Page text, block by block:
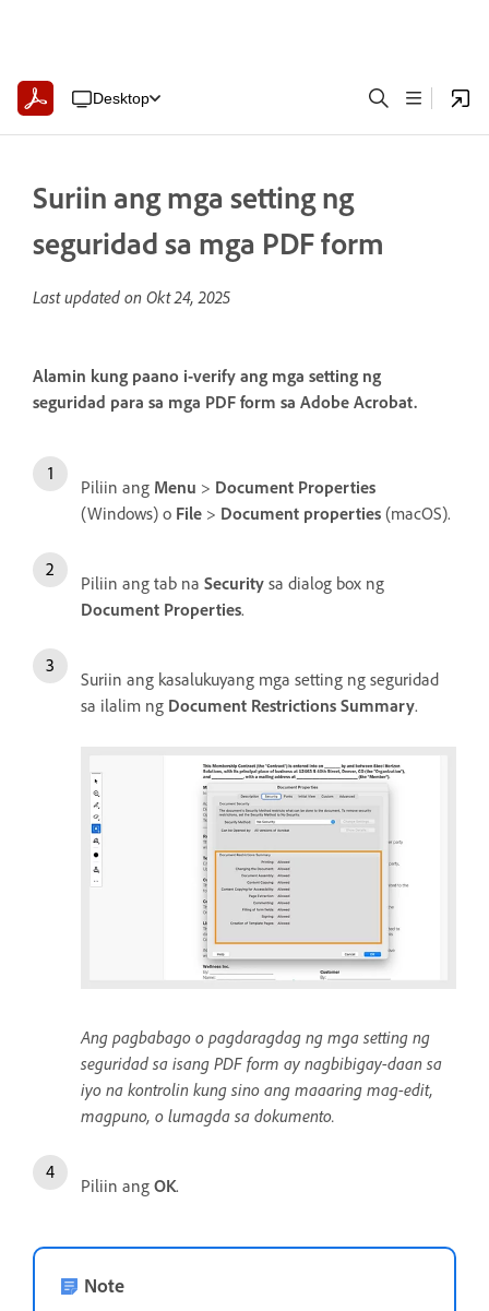
Desktop
Suriin ang mga setting ng
seguridad sa mga PDF form
Last updated on Okt 24, 2025
Alamin kung paano i-verify ang mga setting ng
seguridad para sa mga PDF form sa Adobe Acrobat.
Piliin ang Menu > Document Properties
(Windows) o File > Document properties (macOS).
Piliin ang tab na Security sa dialog box ng
Document Properties.
Suriin ang kasalukuyang mga setting ng seguridad
sa ilalim ng Document Restrictions Summary.
Ang pagbabago o pagdaragdag ng mga setting ng
seguridad sa isang PDF form ay nagbibigay-daan sa
iyo na kontrolin kung sino ang maaaring mag-edit,
magpuno, o lumagda sa dokumento.
Piliin ang OK.
Note